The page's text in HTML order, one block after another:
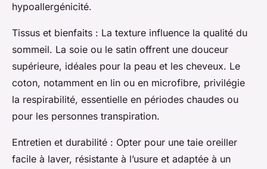
hypoallergénicité.
Tissus et bienfaits : La texture influence la qualité du
sommeil. La soie ou le satin offrent une douceur
supérieure, idéales pour la peau et les cheveux. Le
coton, notamment en lin ou en microfibre, privilégie
la respirabilité, essentielle en périodes chaudes ou
pour les personnes transpiration.
Entretien et durabilité : Opter pour une taie oreiller
facile à laver, résistante à l’usure et adaptée à un